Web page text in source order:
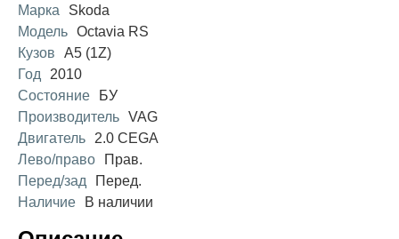
Марка
Skoda
Модель Octavia RS
Кузов
A5 (1Z)
Год
2010
Состояние
БУ
Производитель VAG
Двигатель
2.0 CEGA
Лево/право
Прав.
Перед/зад
Перед.
Наличие
В наличии